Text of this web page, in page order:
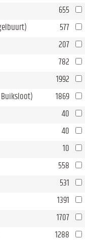
655
577
207
782
1992
1869
40
40
10
558
531
1391
1707
1288